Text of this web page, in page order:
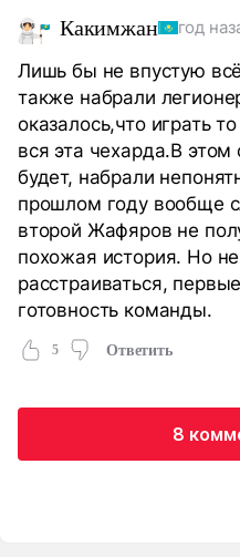
Какимжан год
Лишь бы не впустую
также набрали
оказалось,что играть
вся эта чехарда.В
будет, набрали
прошлом году вообще
второй Жафяров не
похожая история. Но
расстраиваться,
готовность команды.
5 Ответить
8